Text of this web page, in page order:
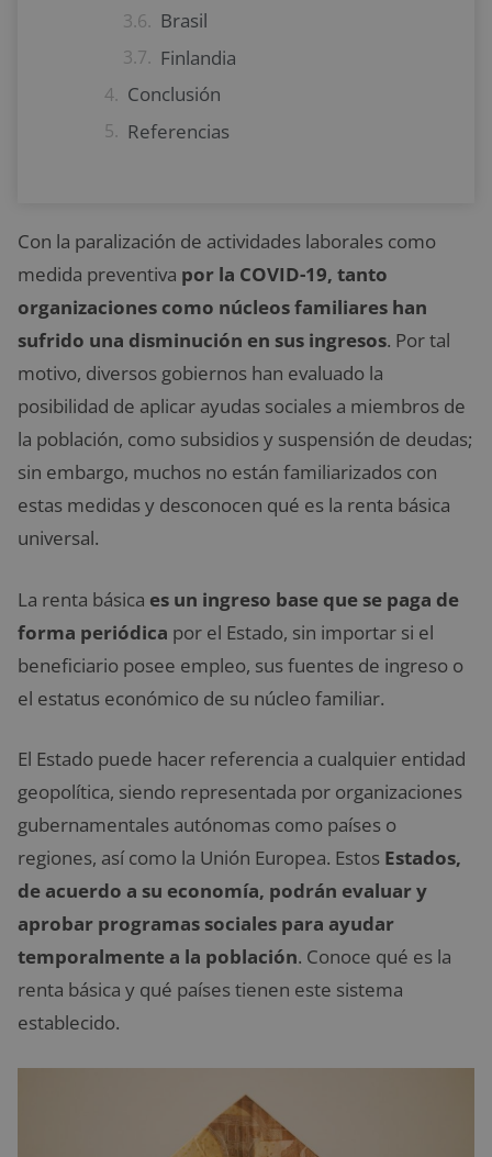
Brasil
Finlandia
Conclusión
Referencias
Con la paralización de actividades laborales como
medida preventiva por la COVID-19, tanto
organizaciones como núcleos familiares han
sufrido una disminución en sus ingresos. Por tal
motivo, diversos gobiernos han evaluado la
posibilidad de aplicar ayudas sociales a miembros de
la población, como subsidios y suspensión de deudas;
sin embargo, muchos no están familiarizados con
estas medidas y desconocen qué es la renta básica
universal.
La renta básica es un ingreso base que se paga de
forma periódica por el Estado, sin importar si el
beneficiario posee empleo, sus fuentes de ingreso o
el estatus económico de su núcleo familiar.
El Estado puede hacer referencia a cualquier entidad
geopolítica, siendo representada por organizaciones
gubernamentales autónomas como países o
regiones, así como la Unión Europea. Estos Estados,
de acuerdo a su economía, podrán evaluar y
aprobar programas sociales para ayudar
temporalmente a la población. Conoce qué es la
renta básica y qué países tienen este sistema
establecido.